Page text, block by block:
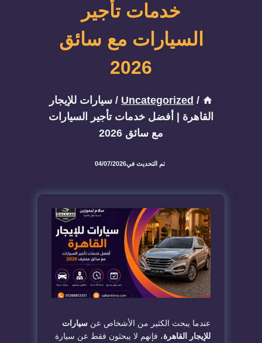
خدمات تأجير
السيارات مع سائق
2026
/
Uncategorized
/ سيارات للإيجار
القاهرة | أفضل خدمات تأجير السيارات
مع سائق 2026
تم التحديث في04/07/2026
عندما يبحث الكثير من الأشخاص عن سيارات
للإيجار القاهرة، فإنهم لا يبحثون فقط عن سيارة